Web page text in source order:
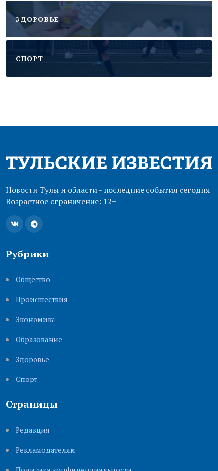
ЗДОРОВЬЕ
CПОРТ
Новости Тулы и области - последние события сегодня
Возрастное ограничение: 12+
Рубрики
Общество
Происшествия
Экономика
Образование
Здоровье
Cпорт
Страницы
Редакция
Рекламодателям